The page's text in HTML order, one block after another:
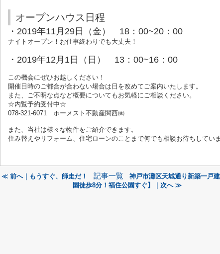
オープンハウス日程
・2019年11月29日（金） 18：00~20：00
ナイトオープン！お仕事終わりでも大丈夫！
・2019年12月1日（日） 13：00~16：00
この機会にぜひお越しください！
開催日時のご都合が合わない場合は日を改めてご案内いたします。
また、ご不明な点など概要についてもお気軽にご相談ください。
☆内覧予約受付中☆
078-321-6071 ホーメスト不動産関西㈱
また、当社は様々な物件をご紹介できます。
住み替えやリフォーム、住宅ローンのことまで何でも相談お待ちしてい
≪ 前へ｜もうすぐ、師走だ！ 記事一覧
神戸市灘区天城通り新築一戸
園徒歩8分！福住公園すぐ】｜次へ ≫